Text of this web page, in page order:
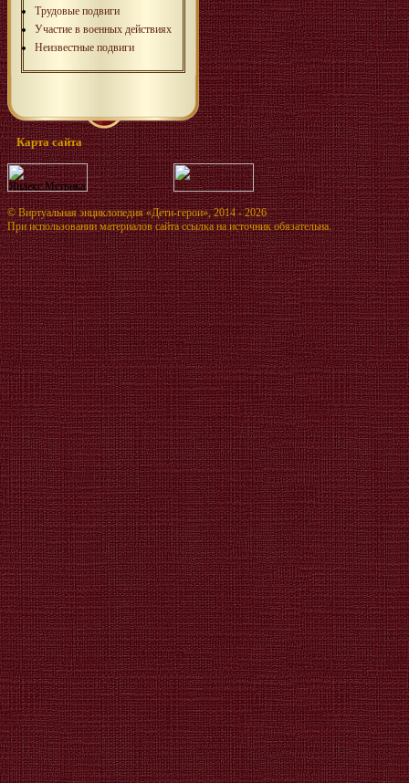
Трудовые подвиги
Участие в военных действиях
Неизвестные подвиги
Карта сайта
©Виртуальная энциклопедия «Дети-герои», 2014 - 2026
При использовании материалов сайта ссылка на источник обязательна.